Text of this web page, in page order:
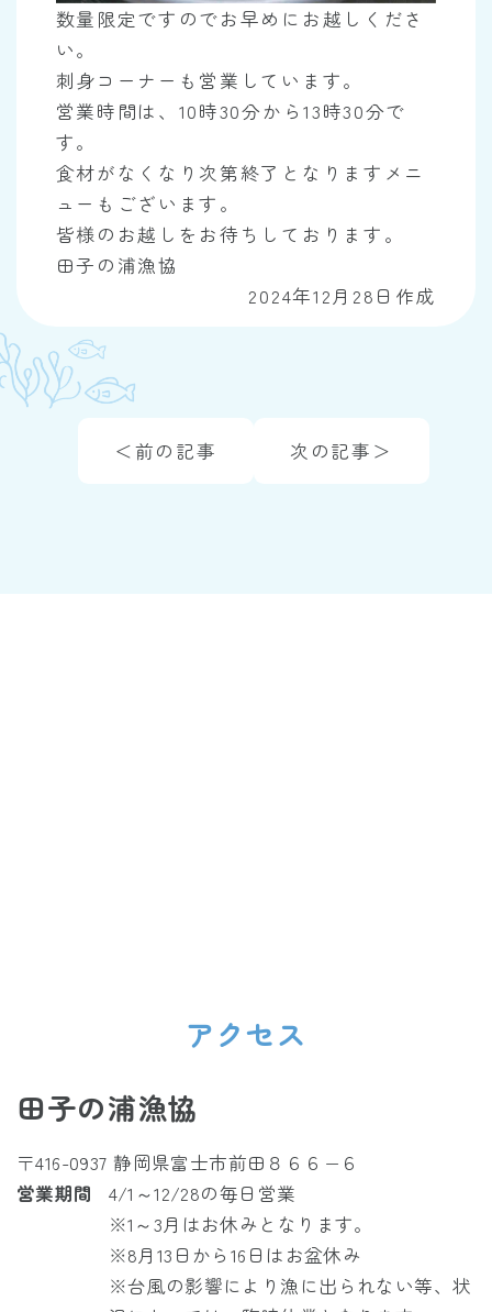
数量限定ですのでお早めにお越しくださ
い。
刺身コーナーも営業しています。
営業時間は、10時30分から13時30分で
す。
食材がなくなり次第終了となりますメニ
ューもございます。
皆様のお越しをお待ちしております。
田子の浦漁協
2024年12月28日作成
＜前の記事 次の記事＞
アクセス
田子の浦漁協
〒416-0937 静岡県富士市前田８６６−６
営業期間
4/1～12/28の毎日営業
※1～3月はお休みとなります。
※8月13日から16日はお盆休み
※台風の影響により漁に出られない等、状